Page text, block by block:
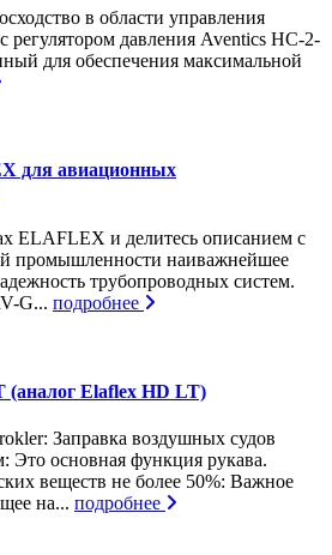
в области управления
давления Aventics HC-2-
для обеспечения максимальной
для авиационных
ELAFLEX и делитесь описанием с
промышленности наиважнейшее
трубопроводных систем.
G... подробнее
Elaflex HD LT)
Заправка воздушных судов
Это основная функция рукава.
веществ не более 50%: Важное
на... подробнее